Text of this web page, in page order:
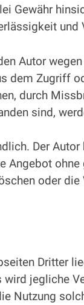
Gewähr
Autor
dem Zugriff
durch
sind,
Der
Angebot
oder
Dritter
wird jegliche
Nutzung